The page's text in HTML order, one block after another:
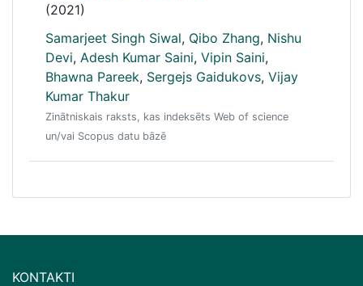
(2021)
Samarjeet Singh Siwal, Qibo Zhang, Nishu
Devi, Adesh Kumar Saini, Vipin Saini,
Bhawna Pareek, Sergejs Gaidukovs, Vijay
Kumar Thakur
Zinātniskais raksts, kas indeksēts Web of science
un/vai Scopus datu bāzē
KONTAKTI